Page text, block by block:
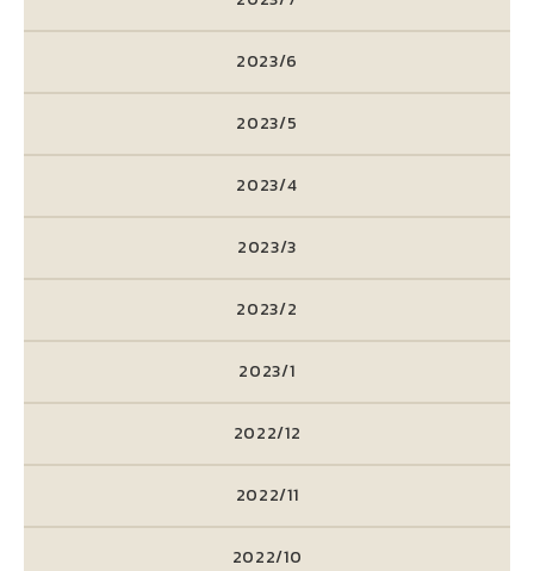
2023/6
2023/5
2023/4
2023/3
2023/2
2023/1
2022/12
2022/11
2022/10